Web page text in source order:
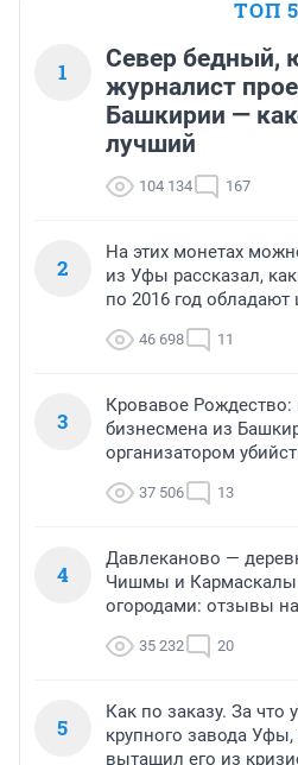
ТОП 5
1
Север бедный,
журналист
Башкирии —
лучший
104 134 167
2
На этих монетах
из Уфы рассказал,
по 2016 год
46 698 11
3
Кровавое Рождество:
бизнесмена из
организатором
37 506 13
4
Давлеканово —
Чишмы и
огородами: отзывы
35 232 20
5
Как по заказу. За что
крупного завода
вытащил его из